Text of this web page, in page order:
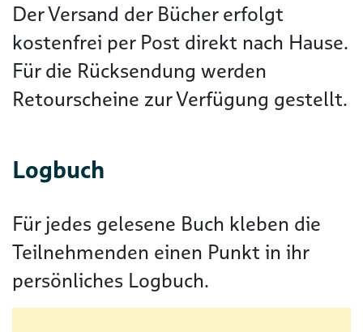
Der Versand der Bücher erfolgt
kostenfrei per Post direkt nach Hause.
Für die Rücksendung werden
Retourscheine zur Verfügung gestellt.
Logbuch
Für jedes gelesene Buch kleben die
Teilnehmenden einen Punkt in ihr
persönliches Logbuch.